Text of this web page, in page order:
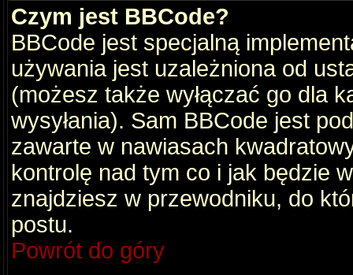
Czym jest BBCode?
BBCode jest specjalną
używania jest uzależniona od
(możesz także wyłączać go dla
wysyłania). Sam BBCode jest
zawarte w nawiasach
kontrolę nad tym co i jak będzie
znajdziesz w przewodniku, do
postu.
Powrót do góry